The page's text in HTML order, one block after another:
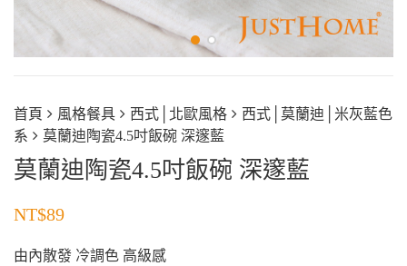
首頁 風格餐具 西式│北歐風格
西式│莫蘭迪│米灰藍色
系
莫蘭迪陶瓷4.5吋飯碗 深邃藍
莫蘭迪陶瓷4.5吋飯碗 深邃藍
NT$89
由內散發 冷調色 高級感